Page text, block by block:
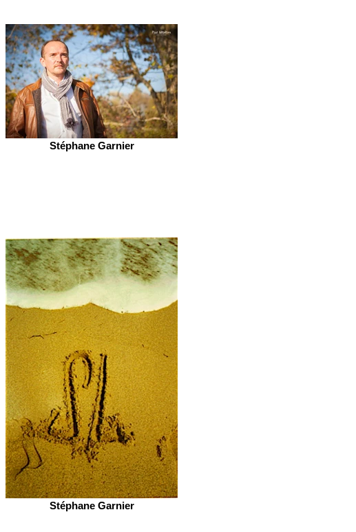
Stéphane Garnier
Stéphane Garnier